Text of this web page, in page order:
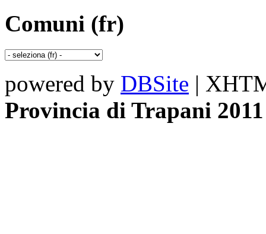
Comuni (fr)
powered by DBSite |
Provincia di Trapani 2011